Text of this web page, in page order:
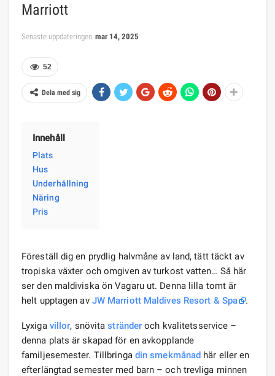
Marriott
Senaste uppdateringen mar 14, 2025
52
Dela med sig
Innehåll
Plats
Hus
Underhållning
Näring
Pris
Föreställ dig en prydlig halvmåne av land, tätt täckt av
tropiska växter och omgiven av turkost vatten… Så här
ser den maldiviska ön Vagaru ut. Denna lilla tomt är
helt upptagen av JW Marriott Maldives Resort & Spa .
Lyxiga villor, snövitastränder och kvalitetsservice –
denna plats är skapad för en avkopplande
familjesemester. Tillbringa din smekmånad här eller en
efterlängtad semester med barn – och trevliga minnen